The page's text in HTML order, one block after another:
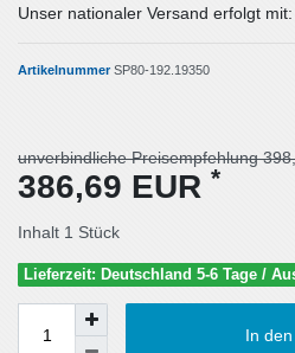
Unser nationaler Versand erfolgt
ArtikelnummerSP80-192.19350
unverbindliche Preisempfehlung
386,69 EUR *
Inhalt 1 Stück
Lieferzeit: Deutschland 5-6 Tage /
In